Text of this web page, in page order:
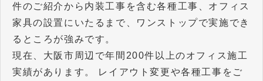
件のご紹介から内装工事を含む各種工事、オフィス
家具の設置にいたるまで、ワンストップで実施でき
るところが強みです。
現在、大阪市周辺で年間200件以上のオフィス施工
実績があります。 レイアウト変更や各種工事をご